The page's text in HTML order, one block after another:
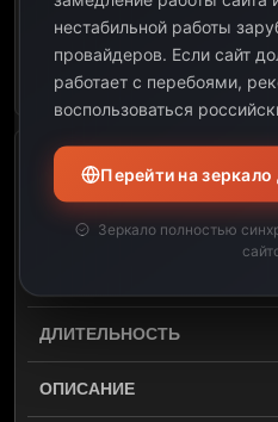
нестабильной работы
провайдеров. Если сайт
работает с перебоями,
воспользоваться
Перейти на
Зеркало полностью